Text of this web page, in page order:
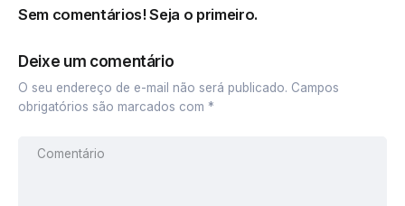
Sem comentários! Seja o primeiro.
Deixe um comentário
O seu endereço de e-mail não será publicado. Campos
obrigatórios são marcados com *